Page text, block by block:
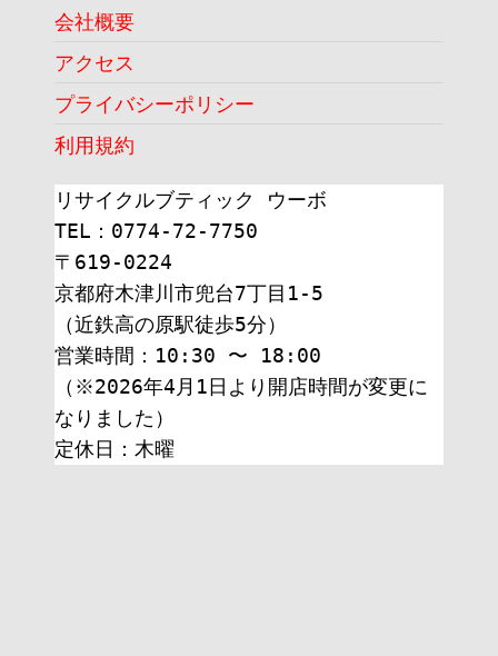
会社概要
アクセス
プライバシーポリシー
利用規約
リサイクルブティック ウーボ
TEL：0774-72-7750
〒619-0224
京都府木津川市兜台7丁目1-5
（近鉄高の原駅徒歩5分）
営業時間：10:30 〜 18:00
（※2026年4月1日より開店時間が変更に
なりました）
定休日：木曜